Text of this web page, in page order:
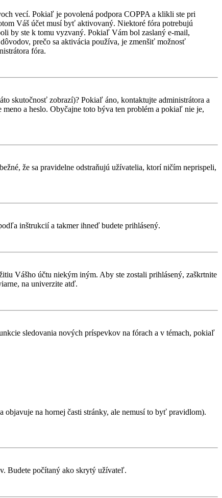
vecí. Pokiaľ je povolená podpora COPPA a klikli ste pri
Váš účet musí byť aktivovaný. Niektoré fóra potrebujú
by ste k tomu vyzvaný. Pokiaľ Vám bol zaslaný e-mail,
prečo sa aktivácia používa, je zmenšiť možnosť
fóra.
skutočnosť zobrazí)? Pokiaľ áno, kontaktujte administrátora a
a heslo. Obyčajne toto býva ten problém a pokiaľ nie je,
že sa pravidelne odstraňujú užívatelia, ktorí ničím neprispeli,
inštrukcií a takmer ihneď budete prihlásený.
Vášho účtu niekým iným. Aby ste zostali prihlásený, zaškrtnite
na univerzite atď.
sledovania nových príspevkov na fórach a v témach, pokiaľ
objavuje na hornej časti stránky, ale nemusí to byť pravidlom).
Budete počítaný ako skrytý užívateľ.